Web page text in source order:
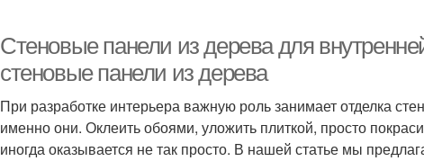
Стеновые панели из дерева для
стеновые панели из дерева
При разработке интерьера важную роль занимает отделка
именно они. Оклеить обоями, уложить плиткой, просто
иногда оказывается не так просто. В нашей статье мы